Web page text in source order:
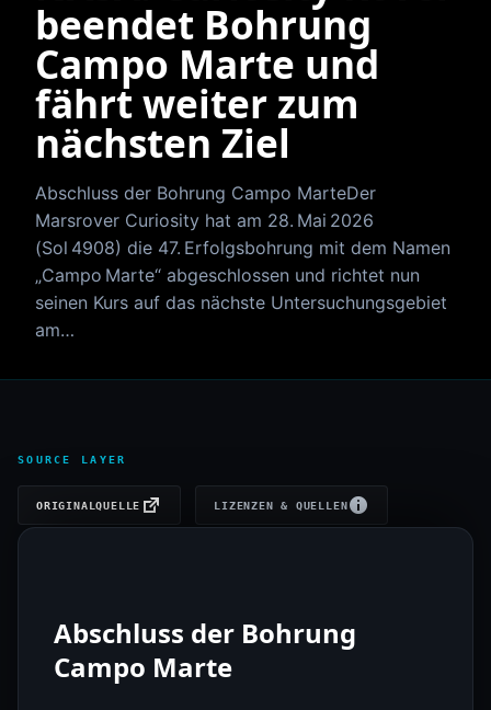
beendet Bohrung
Campo Marte und
fährt weiter zum
nächsten Ziel
Abschluss der Bohrung Campo MarteDer
Marsrover Curiosity hat am 28. Mai 2026
(Sol 4908) die 47. Erfolgsbohrung mit dem Namen
„Campo Marte“ abgeschlossen und richtet nun
seinen Kurs auf das nächste Untersuchungsgebiet
am…
SOURCE LAYER
ORIGINALQUELLE LIZENZEN & QUELLEN
Abschluss der Bohrung
Campo Marte